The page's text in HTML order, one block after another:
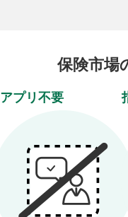
保険市場
アプリ不要